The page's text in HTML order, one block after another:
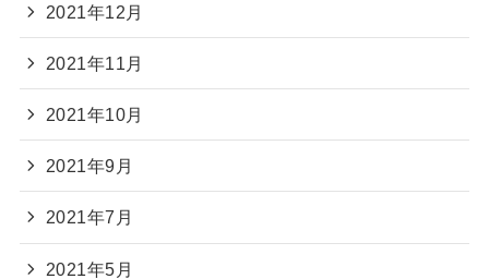
2021年12月
2021年11月
2021年10月
2021年9月
2021年7月
2021年5月